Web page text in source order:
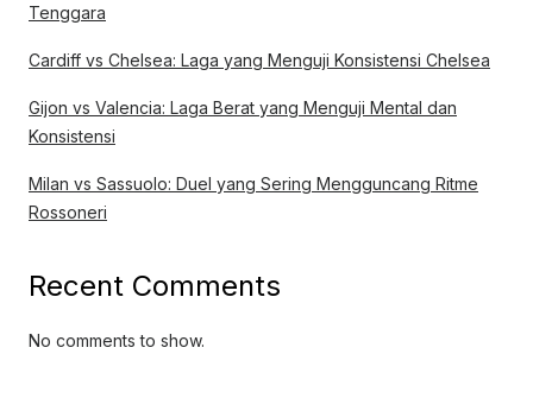
Tenggara
Cardiff vs Chelsea: Laga yang Menguji Konsistensi Chelsea
Gijon vs Valencia: Laga Berat yang Menguji Mental dan
Konsistensi
Milan vs Sassuolo: Duel yang Sering Mengguncang Ritme
Rossoneri
Recent Comments
No comments to show.